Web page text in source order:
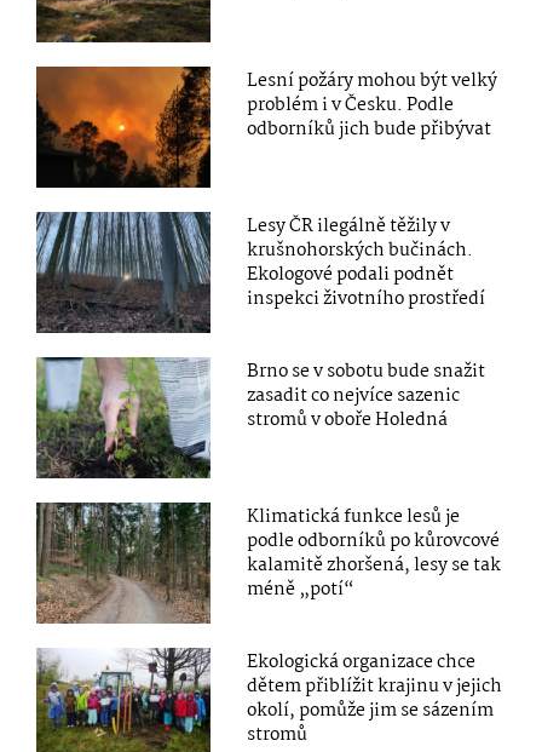
Lesní požáry mohou být velký
problém i v Česku. Podle
odborníků jich bude přibývat
Lesy ČR ilegálně těžily v
krušnohorských bučinách.
Ekologové podali podnět
inspekci životního prostředí
Brno se v sobotu bude snažit
zasadit co nejvíce sazenic
stromů v oboře Holedná
Klimatická funkce lesů je
podle odborníků po kůrovcové
kalamitě zhoršená, lesy se tak
méně „potí“
Ekologická organizace chce
dětem přiblížit krajinu v jejich
okolí, pomůže jim se sázením
stromů